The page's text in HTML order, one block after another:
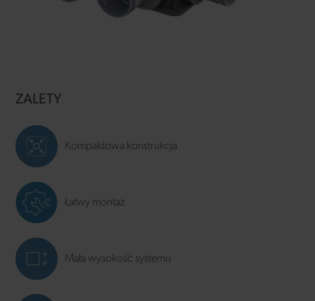
ZALETY
Kompaktowa konstrukcja
Łatwy montaż
Mała wysokość systemu